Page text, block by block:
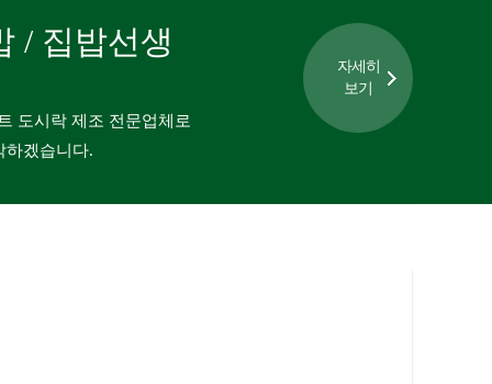
/ 집밥선생
도시락 제조 전문업체로
하겠습니다.
자세히
보기